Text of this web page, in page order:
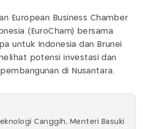
European Business Chamber
(EuroCham) bersama
untuk Indonesia dan Brunei
potensi investasi dan
di Nusantara.
Canggih, Menteri Basuki